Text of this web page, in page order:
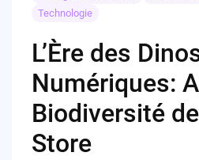
Technologie
L’Ère des
Numériques:
Biodiversité de
Store